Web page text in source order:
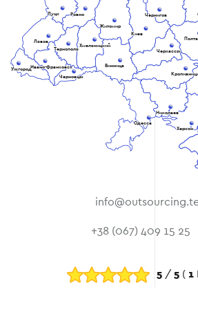
Львов
Луцк Ровно
Винница
Хмельницкий
Житомир
Черновцы
УжгородИвано-Франковск
Тернополь
Киев
Чернигов
Черкассы
Одесса
Херсон
Николаев
+38 (067) 409 15 25
5 / 5 ( 1